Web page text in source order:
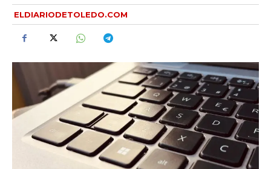
ELDIARIODETOLEDO.COM